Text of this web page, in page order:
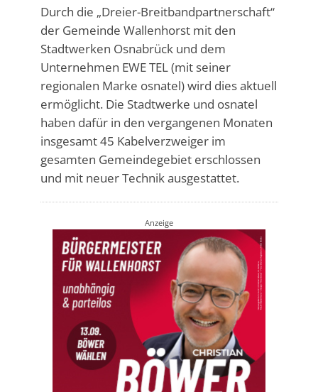
Durch die „Dreier-Breitbandpartnerschaft“
der Gemeinde Wallenhorst mit den
Stadtwerken Osnabrück und dem
Unternehmen EWE TEL (mit seiner
regionalen Marke osnatel) wird dies aktuell
ermöglicht. Die Stadtwerke und osnatel
haben dafür in den vergangenen Monaten
insgesamt 45 Kabelverzweiger im
gesamten Gemeindegebiet erschlossen
und mit neuer Technik ausgestattet.
Anzeige